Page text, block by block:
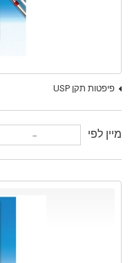
פיפטות תקן USP
מיין לפי --